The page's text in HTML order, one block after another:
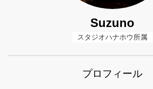
Suzuno
スタジオハナホウ所属
プロフィール